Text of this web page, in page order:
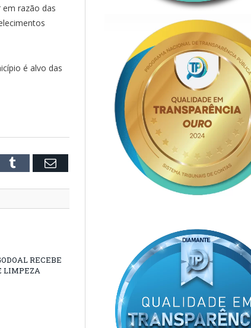
razão das
é alvo das
Tumblr Email
RECEBE
LIMPEZA